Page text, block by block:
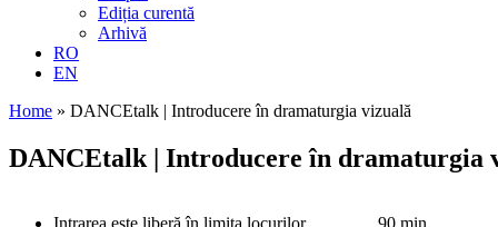
Ediția curentă
Arhivă
RO
EN
Home » DANCEtalk | Introducere în dramaturgia vizuală
DANCEtalk | Introducere în dramaturgia
Intrarea este liberă în limita locurilor
90 min.